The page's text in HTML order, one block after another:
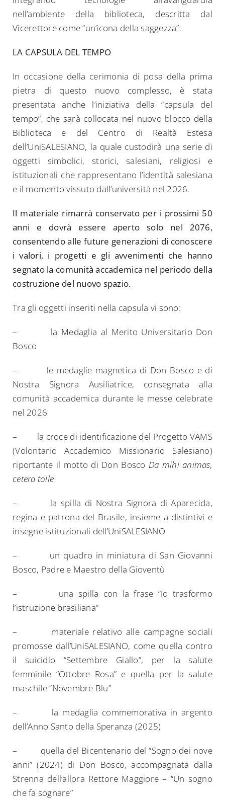
nell’ambiente della biblioteca, descritta dal
Vicerettore come “un’icona della saggezza”.
LA CAPSULA DEL TEMPO
In occasione della cerimonia di posa della prima
pietra di questo nuovo complesso, è stata
presentata anche l’iniziativa della “capsula del
tempo”, che sarà collocata nel nuovo blocco della
Biblioteca e del Centro di Realtà Estesa
dell’UniSALESIANO, la quale custodirà una serie di
oggetti simbolici, storici, salesiani, religiosi e
istituzionali che rappresentano l’identità salesiana
e il momento vissuto dall’università nel 2026.
Il materiale rimarrà conservato per i prossimi 50
anni e dovrà essere aperto solo nel 2076,
consentendo alle future generazioni di conoscere
i valori, i progetti e gli avvenimenti che hanno
segnato la comunità accademica nel periodo della
costruzione del nuovo spazio.
Tra gli oggetti inseriti nella capsula vi sono:
– la Medaglia al Merito Universitario Don
Bosco
– le medaglie magnetica di Don Bosco e di
Nostra Signora Ausiliatrice, consegnata alla
comunità accademica durante le messe celebrate
nel 2026
– la croce di identificazione del Progetto VAMS
(Volontario Accademico Missionario Salesiano)
riportante il motto di Don Bosco Da mihi animas,
cetera tolle
– la spilla di Nostra Signora di Aparecida,
regina e patrona del Brasile, insieme a distintivi e
insegne istituzionali dell’UniSALESIANO
– un quadro in miniatura di San Giovanni
Bosco, Padre e Maestro della Gioventù
– una spilla con la frase “Io trasformo
l’istruzione brasiliana”
– materiale relativo alle campagne sociali
promosse dall’UniSALESIANO, come quella contro
il suicidio “Settembre Giallo”, per la salute
femminile “Ottobre Rosa” e quella per la salute
maschile “Novembre Blu”
– la medaglia commemorativa in argento
dell’Anno Santo della Speranza (2025)
– quella del Bicentenario del “Sogno dei nove
anni” (2024) di Don Bosco, accompagnata dalla
Strenna dell’allora Rettore Maggiore – “Un sogno
che fa sognare”
for: